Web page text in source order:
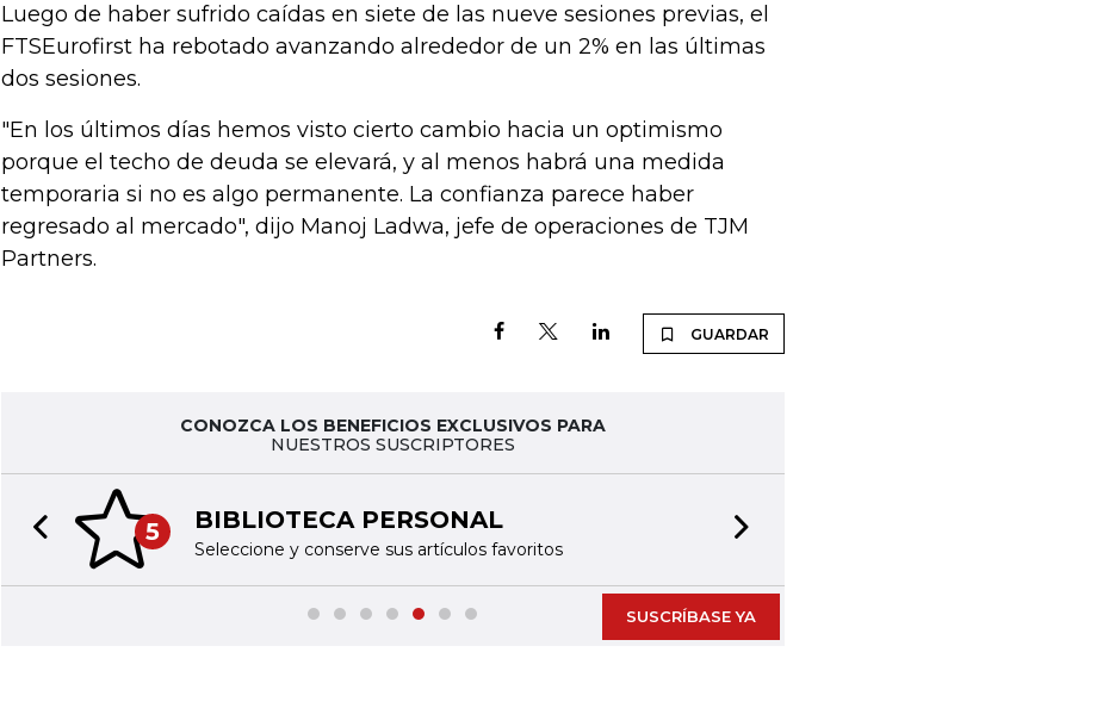
Luego de haber sufrido caídas en siete de las nueve sesiones previas, el
FTSEurofirst ha rebotado avanzando alrededor de un 2% en las últimas
dos sesiones.
"En los últimos días hemos visto cierto cambio hacia un optimismo
porque el techo de deuda se elevará, y al menos habrá una medida
temporaria si no es algo permanente. La confianza parece haber
regresado al mercado", dijo Manoj Ladwa, jefe de operaciones de TJM
Partners.
GUARDAR
CONOZCA LOS BENEFICIOS EXCLUSIVOS PARA
NUESTROS SUSCRIPTORES
5 BIBLIOTECA PERSONAL
Seleccione y conserve sus artículos favoritos
Previous slide
SUSCRÍBASE YA